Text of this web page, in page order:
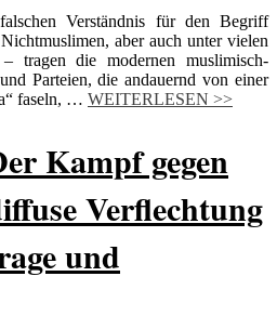
Verständnis für den Begriff
aber auch unter vielen
– tragen die modernen muslimisch-
Parteien, die andauernd von einer
faseln, … WEITERLESEN >>
Kampf gegen
Verflechtung
und